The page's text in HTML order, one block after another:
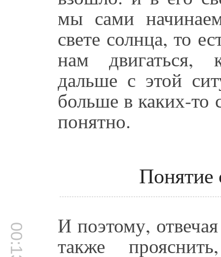
мы сами
свете солнца, то
нам двигаться,
дальше с этой
больше в каких-то
понятно.
Понятие
И поэтому,
также